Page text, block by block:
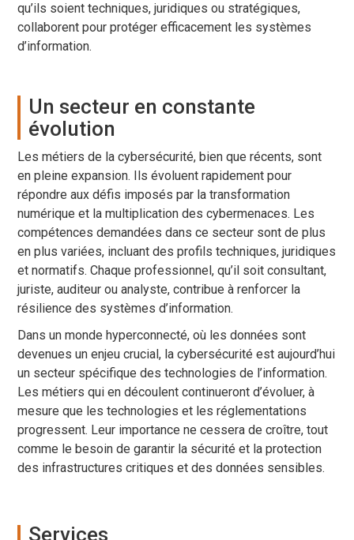
qu’ils soient techniques, juridiques ou stratégiques,
collaborent pour protéger efficacement les systèmes
d’information.
Un secteur en constante
évolution
Les métiers de la cybersécurité, bien que récents, sont
en pleine expansion. Ils évoluent rapidement pour
répondre aux défis imposés par la transformation
numérique et la multiplication des cybermenaces. Les
compétences demandées dans ce secteur sont de plus
en plus variées, incluant des profils techniques, juridiques
et normatifs. Chaque professionnel, qu’il soit consultant,
juriste, auditeur ou analyste, contribue à renforcer la
résilience des systèmes d’information.
Dans un monde hyperconnecté, où les données sont
devenues un enjeu crucial, la cybersécurité est aujourd’hui
un secteur spécifique des technologies de l’information.
Les métiers qui en découlent continueront d’évoluer, à
mesure que les technologies et les réglementations
progressent. Leur importance ne cessera de croître, tout
comme le besoin de garantir la sécurité et la protection
des infrastructures critiques et des données sensibles.
Services